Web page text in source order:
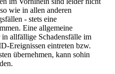
wie in allen anderen
- stets eine
Eine allgemeine
allfällige Schadensfälle im
Ereignissen eintreten bzw.
übernehmen, kann sohin